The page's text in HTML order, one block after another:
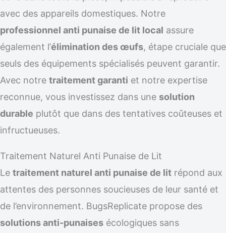
avec des appareils domestiques. Notre
professionnel anti punaise de lit local assure
également l’élimination des œufs, étape cruciale que
seuls des équipements spécialisés peuvent garantir.
Avec notre traitement garanti et notre expertise
reconnue, vous investissez dans une solution
durable plutôt que dans des tentatives coûteuses et
infructueuses.
Traitement Naturel Anti Punaise de Lit
Le traitement naturel anti punaise de lit répond aux
attentes des personnes soucieuses de leur santé et
de l’environnement. BugsReplicate propose des
solutions anti-punaises écologiques sans